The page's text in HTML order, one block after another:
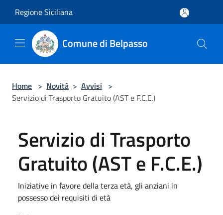
Regione Siciliana
Comune di Belpasso
Home > Novità > Avvisi >
Servizio di Trasporto Gratuito (AST e F.C.E.)
Servizio di Trasporto
Gratuito (AST e F.C.E.)
Iniziative in favore della terza età, gli anziani in
possesso dei requisiti di età